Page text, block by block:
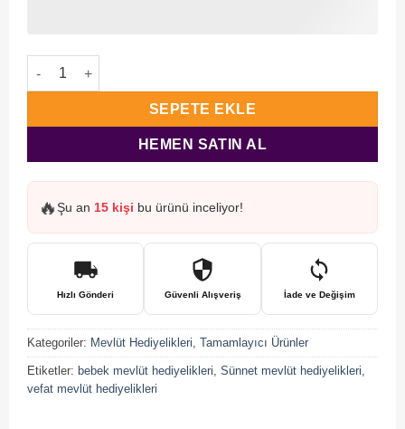
80 Sayfa Orta Boy Tül Keseli Yasin Seti adet
SEPETE EKLE
HEMEN SATIN AL
🔥Şu an 15 kişi bu ürünü inceliyor!
Hızlı Gönderi Güvenli Alışveriş İade ve Değişim
Kategoriler: Mevlüt Hediyelikleri Tamamlayıcı Ürünler
Etiketler: bebek mevlüt hediyelikleri Sünnet mevlüt hediyelikleri
vefat mevlüt hediyelikleri